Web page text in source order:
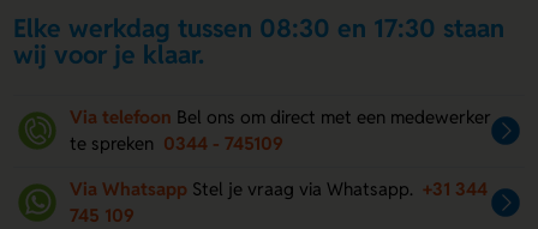
Elke werkdag tussen 08:30 en 17:30 staan
wij voor je klaar.
Via telefoon Bel ons om direct met een medewerker
te spreken 0344 - 745109
Via Whatsapp Stel je vraag via Whatsapp. +31 344
745 109